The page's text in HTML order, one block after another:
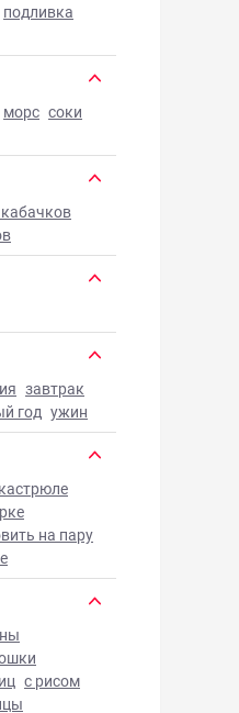
подливка
морс соки
кабачков
завтрак
год ужин
на пару
с рисом